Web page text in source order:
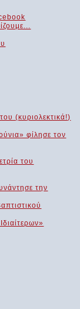
(κυριολεκτικά!)
φίλησε τον
του
την